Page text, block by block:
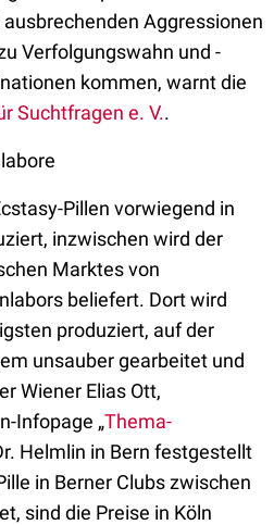
Aggressionen
Verfolgungswahn und -
kommen, warnt die
Suchtfragen e. V..
Pillen vorwiegend in
inzwischen wird der
Marktes von
beliefert. Dort wird
produziert, auf der
unsauber gearbeitet und
Wiener Elias Ott,
Infopage „Thema-
Helmlin in Bern festgestellt
in Berner Clubs zwischen
sind die Preise in Köln